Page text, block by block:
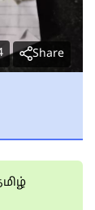
Share